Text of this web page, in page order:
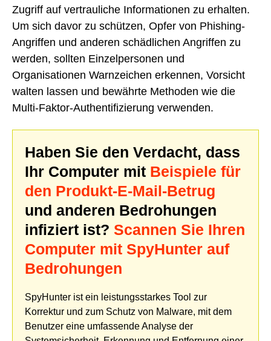
Zugriff auf vertrauliche Informationen zu erhalten.
Um sich davor zu schützen, Opfer von Phishing-
Angriffen und anderen schädlichen Angriffen zu
werden, sollten Einzelpersonen und
Organisationen Warnzeichen erkennen, Vorsicht
walten lassen und bewährte Methoden wie die
Multi-Faktor-Authentifizierung verwenden.
Haben Sie den Verdacht, dass
Ihr Computer mit Beispiele für
den Produkt-E-Mail-Betrug
und anderen Bedrohungen
infiziert ist? Scannen Sie Ihren
Computer mit SpyHunter auf
Bedrohungen
SpyHunter ist ein leistungsstarkes Tool zur
Korrektur und zum Schutz von Malware, mit dem
Benutzer eine umfassende Analyse der